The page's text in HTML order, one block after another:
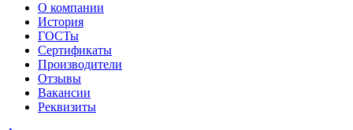
О компании
История
ГОСТы
Сертификаты
Производители
Отзывы
Вакансии
Реквизиты